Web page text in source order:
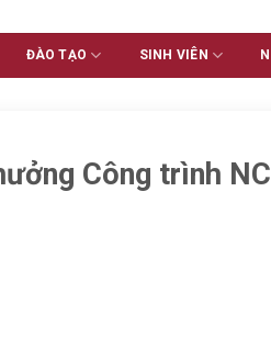
ĐÀO TẠO SINH VIÊN
Công trình